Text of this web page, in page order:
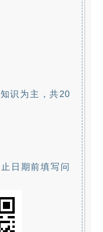
识为主，共20
日期前填写问